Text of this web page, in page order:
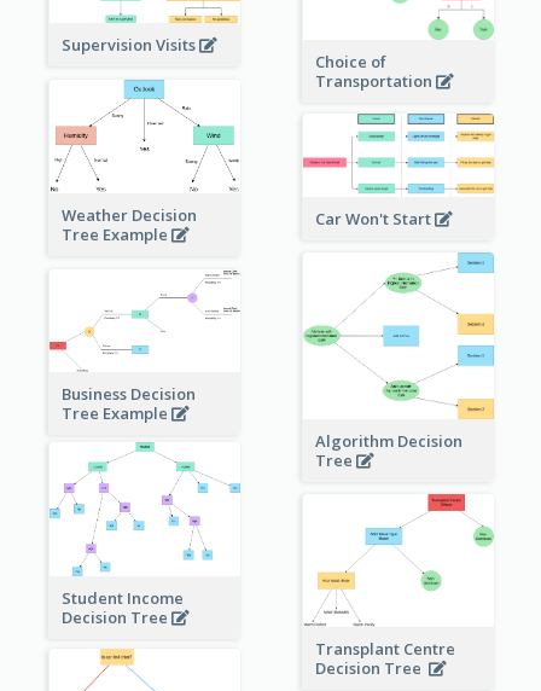
Supervision Visits
Choice of
Transportation
Weather Decision
Tree Example
Car Won't Start
Algorithm Decision
Tree
Business Decision
Tree Example
Student Income
Decision Tree
Transplant Centre
Decision Tree